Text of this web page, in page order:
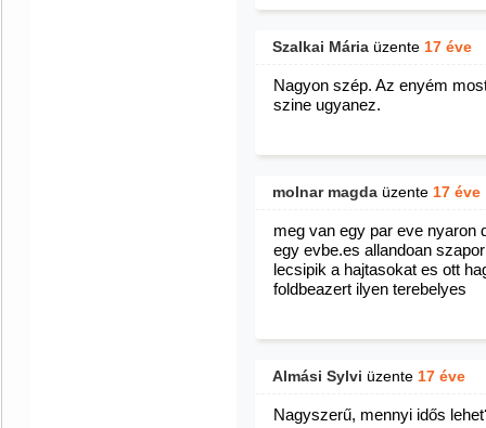
Szalkai Mária üzente 17 éve
Nagyon szép. Az enyém
szine ugyanez.
molnar magda üzente 17 éve
meg van egy par eve nyaron
egy evbe.es allandoan
lecsipik a hajtasokat es ott
foldbeazert ilyen terebelyes
Almási Sylvi üzente 17 éve
Nagyszerű, mennyi idős